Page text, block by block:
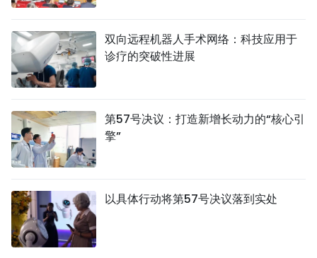
双向远程机器人手术网络：科技应用于
诊疗的突破性进展
第57号决议：打造新增长动力的“核心引
擎”
以具体行动将第57号决议落到实处